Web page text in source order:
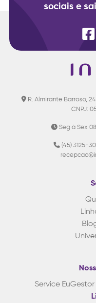
sociais e
R. Almirante Barroso,
CNPJ:
Seg à Sex
(45) 3125-
Service EuGestor